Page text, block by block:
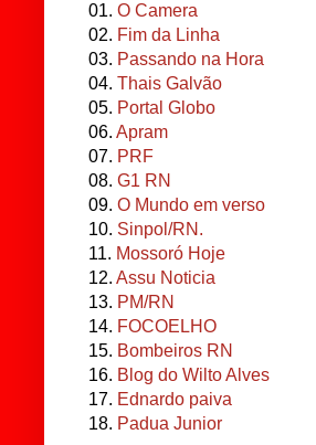
01. O Camera
02. Fim da Linha
03. Passando na Hora
04. Thais Galvão
05. Portal Globo
06. Apram
07. PRF
08. G1 RN
09. O Mundo em verso
10. Sinpol/RN.
11. Mossoró Hoje
12. Assu Noticia
13. PM/RN
14. FOCOELHO
15. Bombeiros RN
16. Blog do Wilto Alves
17. Ednardo paiva
18. Padua Junior